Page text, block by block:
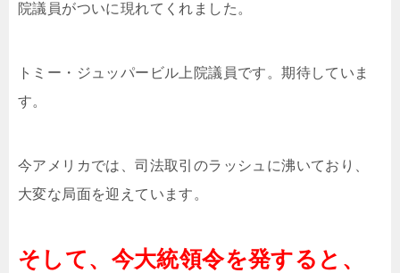
院議員がついに現れてくれました。
トミー・ジュッパービル上院議員です。期待していま
す。
今アメリカでは、司法取引のラッシュに沸いており、
大変な局面を迎えています。
そして、今大統領令を発すると、